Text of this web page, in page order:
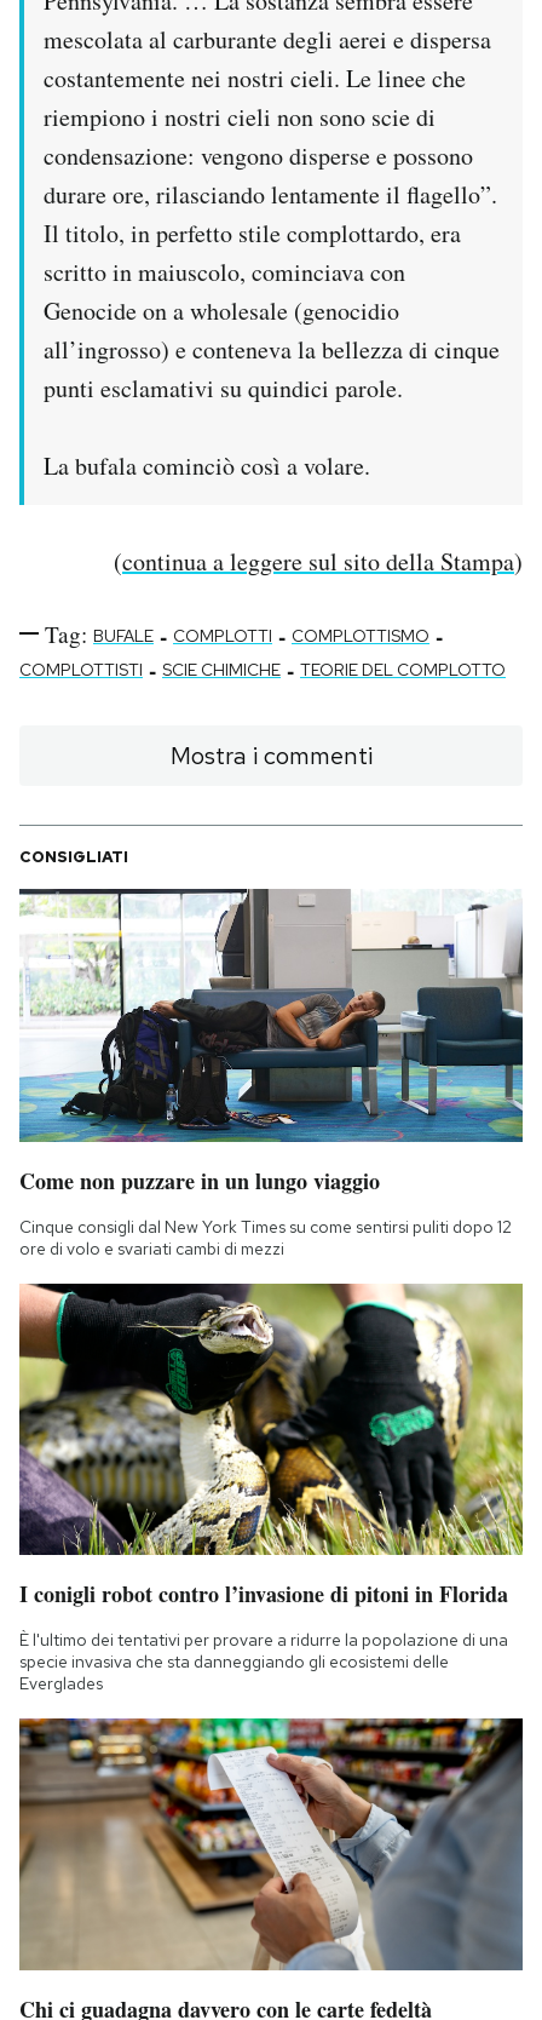
mescolata al carburante degli aerei e dispersa
costantemente nei nostri cieli. Le linee che
riempiono i nostri cieli non sono scie di
condensazione: vengono disperse e possono
durare ore, rilasciando lentamente il flagello”.
Il titolo, in perfetto stile complottardo, era
scritto in maiuscolo, cominciava con
Genocide on a wholesale (genocidio
all’ingrosso) e conteneva la bellezza di cinque
punti esclamativi su quindici parole.
La bufala cominciò così a volare.
(continua a leggere sul sito della Stampa)
Tag: BUFALE - COMPLOTTI - COMPLOTTISMO -
COMPLOTTISTI - SCIE CHIMICHE - TEORIE DEL COMPLOTTO
Mostra i commenti
CONSIGLIATI
Come non puzzare in un lungo viaggio
Cinque consigli dal New York Times su come sentirsi puliti dopo 12
ore di volo e svariati cambi di mezzi
I conigli robot contro l’invasione di pitoni in Florida
È l'ultimo dei tentativi per provare a ridurre la popolazione di una
specie invasiva che sta danneggiando gli ecosistemi delle
Everglades
Chi ci guadagna davvero con le carte fedeltà